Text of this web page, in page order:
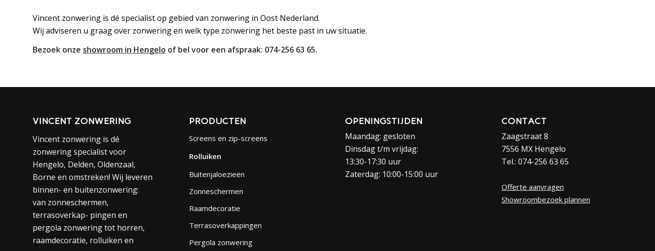
Vincent zonwering is dé specialist op gebied van zonwering in Oost Nederland.
Wij adviseren u graag over zonwering en welk type zonwering het beste past in uw situatie.
Bezoek onze showroom in Hengelo of bel voor een afspraak: 074-256 63 65.
VINCENT ZONWERING
Vincent zonwering is dé
zonwering specialist voor
Hengelo, Delden, Oldenzaal,
Borne en omstreken! Wij leveren
binnen- en buitenzonwering:
van zonneschermen,
terrasoverkap- pingen en
pergola zonwering tot horren,
raamdecoratie, rolluiken en
PRODUCTEN
Screens en zip-screens
Rolluiken
Buitenjaloezieën
Zonneschermen
Raamdecoratie
Terrasoverkappingen
Pergola zonwering
OPENINGSTIJDEN
Maandag: gesloten
Dinsdag t/m vrijdag:
13:30-17:30 uur
Zaterdag: 10:00-15:00 uur
CONTACT
Zaagstraat 8
7556 MX Hengelo
Tel.: 074-256 63 65
Offerte aanvragen
Showroombezoek plannen